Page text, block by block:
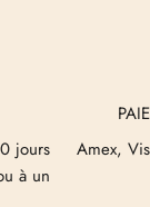
jours
à un
Amex,